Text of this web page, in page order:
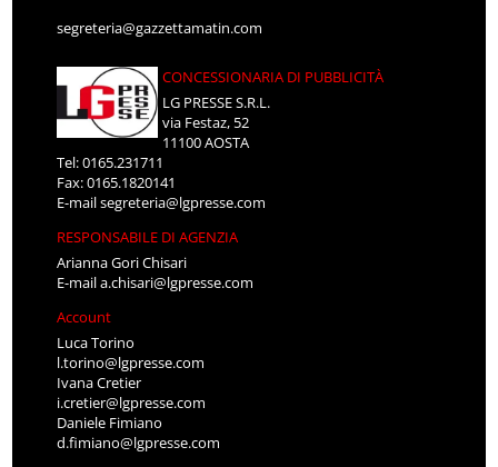
segreteria@gazzettamatin.com
CONCESSIONARIA DI PUBBLICITÀ
LG PRESSE S.R.L.
via Festaz, 52
11100 AOSTA
Tel: 0165.231711
Fax: 0165.1820141
E-mailsegreteria@lgpresse.com
RESPONSABILE DI AGENZIA
Arianna Gori Chisari
E-maila.chisari@lgpresse.com
Account
Luca Torino
l.torino@lgpresse.com
Ivana Cretier
i.cretier@lgpresse.com
Daniele Fimiano
d.fimiano@lgpresse.com